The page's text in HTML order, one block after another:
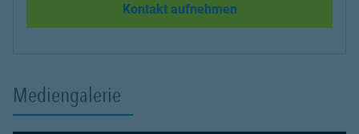
Kontakt aufnehmen
Mediengalerie